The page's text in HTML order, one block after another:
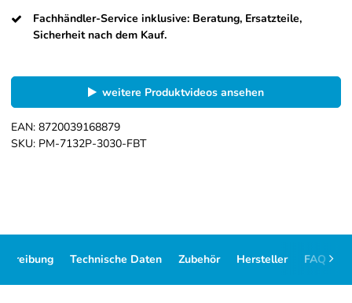
Fachhändler-Service inklusive: Beratung, Ersatzteile,
Sicherheit nach dem Kauf.
weitere Produktvideos ansehen
EAN: 8720039168879
SKU: PM-7132P-3030-FBT
Technische Daten Zubehör Hersteller FAQ